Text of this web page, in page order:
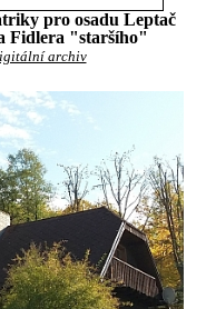
pro osadu Leptač
Fidlera "staršího"
archiv